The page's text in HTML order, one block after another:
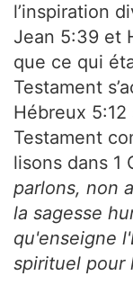
l’inspiration
Jean 5:39 et
que ce qui
Testament
Hébreux 5:12
Testament
lisons dans 1
parlons, non
la sagesse
qu'enseigne
spirituel pour